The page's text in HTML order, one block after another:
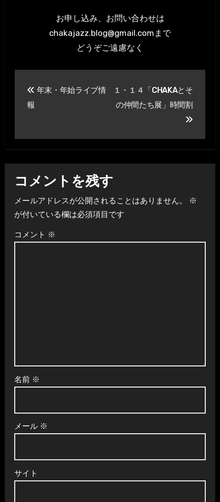
お申し込み、お問い合わせは
chakajazz.blog@gmail.comまで
どうぞご遠慮なく
稿
ビ
ゲ
ー
シ
ョ
ン
年末・年始ライブ情
報
１・１４「CHAKAとそ
の仲間たち展」時間割
コメントを残す
メールアドレスが公開されることはありません。
※
が付いている欄は必須項目です
コメント ※
名前 ※
メール ※
サイト